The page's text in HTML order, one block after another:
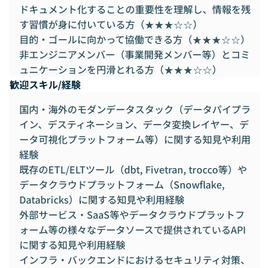
ドキュメント化することの重要性を理解し、情報を残
す習慣が身に付いている方（★★★☆☆）
目的・ゴールに向かって協働できる方（★★★☆☆）
非エンジニアメンバー（事業開発メンバー等）とコミ
ュニケーションを円滑とれる方（★★★☆☆）
歓迎スキル/経験
国内・海外のモダンデータスタック（データパイプラ
イン、デスティネーション、データ変換レイヤー、デ
ータ可視化プラットフォーム等）に関する知見や利用
経験
既存のETL/ELTツール（dbt, Fivetran, trocco等）や
データクラウドプラットフォーム（Snowflake,
Databricks）に関する知見や利用経験
外部サービス・SaaS等やデータクラウドプラットフ
ォーム等の様々なデータソースで提供されているAPI
に関する知見や利用経験
インフラ・バックエンドにおけるセキュリティ対策、